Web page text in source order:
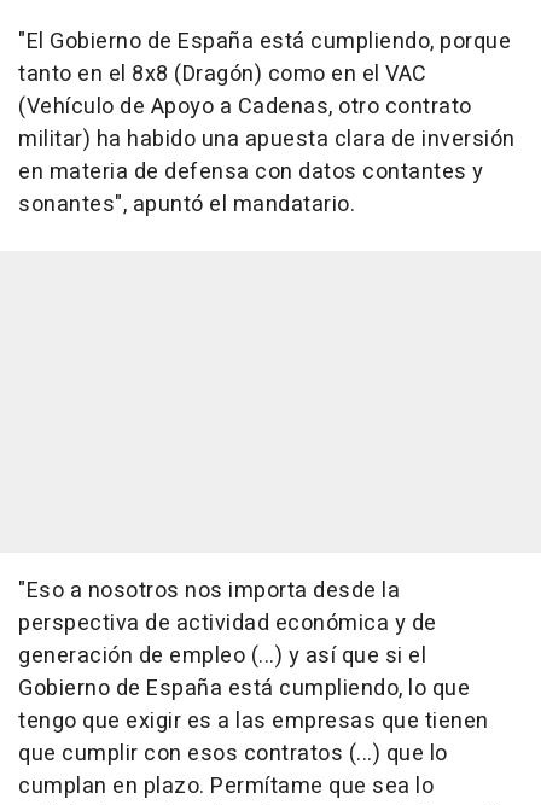
"El Gobierno de España está cumpliendo, porque
tanto en el 8x8 (Dragón) como en el VAC
(Vehículo de Apoyo a Cadenas, otro contrato
militar) ha habido una apuesta clara de inversión
en materia de defensa con datos contantes y
sonantes", apuntó el mandatario.
"Eso a nosotros nos importa desde la
perspectiva de actividad económica y de
generación de empleo (...) y así que si el
Gobierno de España está cumpliendo, lo que
tengo que exigir es a las empresas que tienen
que cumplir con esos contratos (...) que lo
cumplan en plazo. Permítame que sea lo